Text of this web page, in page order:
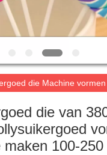
die Machine vormen
die van
100-